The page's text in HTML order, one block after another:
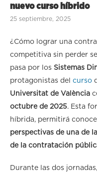
nuevo curso híbrido
25 septiembre, 2025
¿Cómo lograr una
competitiva sin perder
pasa por los Sistemas
protagonistas del curso
Universitat de València
octubre de 2025. Esta
híbrida, permitirá
perspectivas de una de
de la contratación
Durante las dos